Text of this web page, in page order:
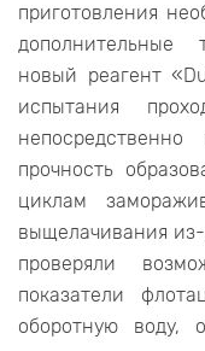
приготовления
дополнительные
новый реагент
испытания
прочность
циклам
выщелачивания
проверяли
показатели
оборотную воду,